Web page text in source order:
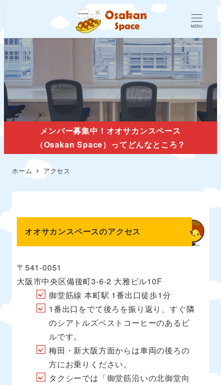
MENU
アクセス
メンバー募集中！オオサカンスペース
（Osakan Space）ってどんなところ？
ホーム アクセス
オオサカンスペースのアクセス
〒541-0051
大阪市中央区備後町3-6-2 大雅ビル10F
御堂筋線 本町駅 1番出口徒歩1分
1番出口をでて後ろを振り返り、すぐ隣
のシアトルズベストコーヒーのあるビ
ルです。
梅田・新大阪方面からは車両の後ろの
方にお乗りください。
タクシーでは「御堂筋沿いの北御堂向